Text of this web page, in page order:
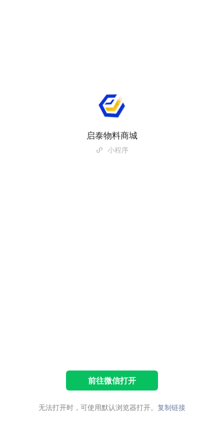
启泰物料商城
小程序
前往微信打开
无法打开时，可使用默认浏览器打开。 复制链接